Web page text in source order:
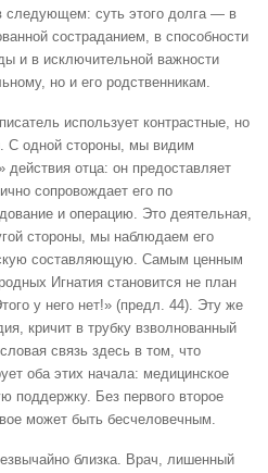
следующем: суть этого долга — в
состраданием, в способности
и в исключительной важности
но и его родственникам.
использует контрастные, но
С одной стороны, мы видим
действия отца: он предоставляет
сопровождает его по
и операцию. Это деятельная,
стороны, мы наблюдаем его
составляющую. Самым ценным
Игнатия становится не план
у него нет!» (предл. 44). Эту же
кричит в трубку взволнованный
связь здесь в том, что
оба этих начала: медицинское
поддержку. Без первого второе
может быть бесчеловечным.
близка. Врач, лишенный